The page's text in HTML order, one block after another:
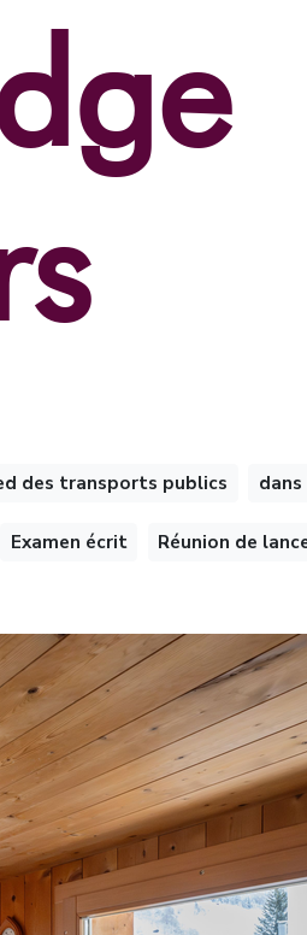
des transports publics
Examen écrit Réunion de